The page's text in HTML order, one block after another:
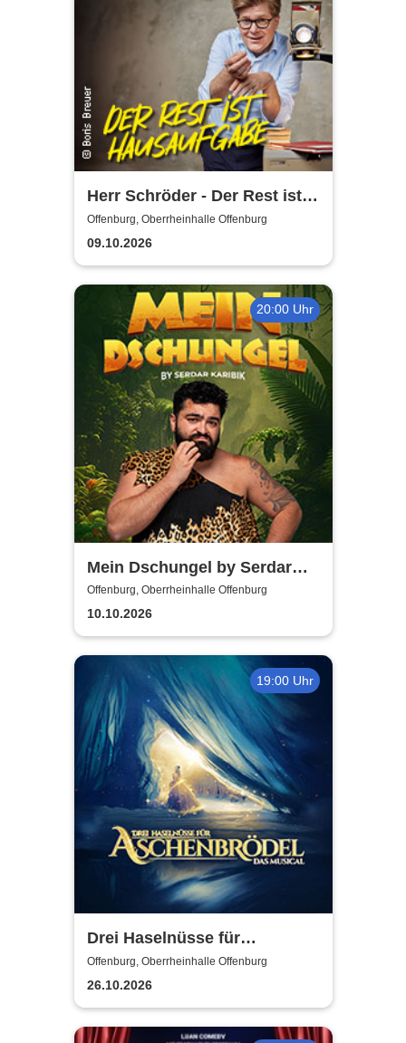
Herr Schröder - Der Rest ist
Hausaufgabe
Offenburg, Oberrheinhalle Offenburg
09.10.2026
20:00 Uhr
Mein Dschungel by Serdar
Karibik
Offenburg, Oberrheinhalle Offenburg
10.10.2026
19:00 Uhr
Drei Haselnüsse für
Aschenbrödel - Das Musical
Offenburg, Oberrheinhalle Offenburg
26.10.2026